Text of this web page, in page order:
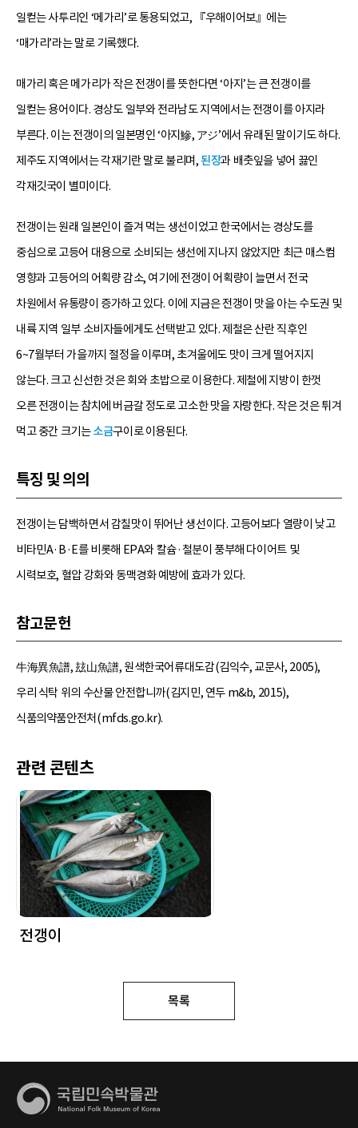
일컫는 사투리인 ‘메가리’로 통용되었고, 『우해이어보』에는
‘매가리’라는 말로 기록했다.
매가리 혹은 메가리가 작은 전갱이를 뜻한다면 ‘아지’는 큰 전갱이를
일컫는 용어이다. 경상도 일부와 전라남도 지역에서는 전갱이를 아지라
부른다. 이는 전갱이의 일본명인 ‘아지鰺, アジ’에서 유래된 말이기도 하다.
제주도 지역에서는 각재기란 말로 불리며,된장과 배춧잎을 넣어 끓인
각재깃국이 별미이다.
전갱이는 원래 일본인이 즐겨 먹는 생선이었고 한국에서는 경상도를
중심으로 고등어 대용으로 소비되는 생선에 지나지 않았지만 최근 매스컴
영향과 고등어의 어획량 감소, 여기에 전갱이 어획량이 늘면서 전국
차원에서 유통량이 증가하고 있다. 이에 지금은 전갱이 맛을 아는 수도권 및
내륙 지역 일부 소비자들에게도 선택받고 있다. 제철은 산란 직후인
6~7월부터 가을까지 절정을 이루며, 초겨울에도 맛이 크게 떨어지지
않는다. 크고 신선한 것은 회와 초밥으로 이용한다. 제철에 지방이 한껏
오른 전갱이는 참치에 버금갈 정도로 고소한 맛을 자랑한다. 작은 것은 튀겨
먹고 중간 크기는소금구이로 이용된다.
특징 및 의의
전갱이는 담백하면서 감칠맛이 뛰어난 생선이다. 고등어보다 열량이 낮고
비타민A·B·E를 비롯해 EPA와 칼슘·철분이 풍부해 다이어트 및
시력보호, 혈압 강화와 동맥경화 예방에 효과가 있다.
참고문헌
牛海異魚譜, 玆山魚譜, 원색한국어류대도감(김익수, 교문사, 2005),
우리 식탁 위의 수산물 안전합니까(김지민, 연두 m&b, 2015),
식품의약품안전처(mfds.go.kr).
관련 콘텐츠
전갱이
목록